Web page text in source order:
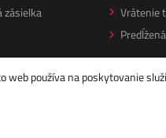
zásielka
Vrátenie
web používa na poskytovanie